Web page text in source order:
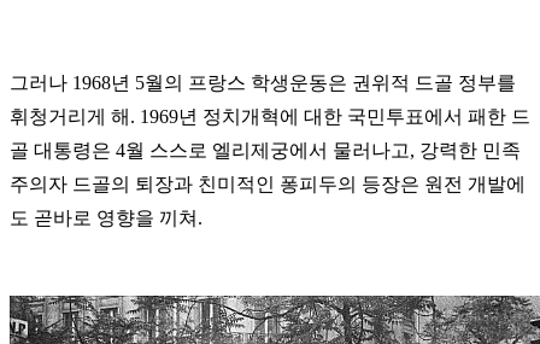
그러나 1968년 5월의 프랑스 학생운동은 권위적 드골 정부를
휘청거리게 해. 1969년 정치개혁에 대한 국민투표에서 패한 드
골 대통령은 4월 스스로 엘리제궁에서 물러나고, 강력한 민족
주의자 드골의 퇴장과 친미적인 퐁피두의 등장은 원전 개발에
도 곧바로 영향을 끼쳐.